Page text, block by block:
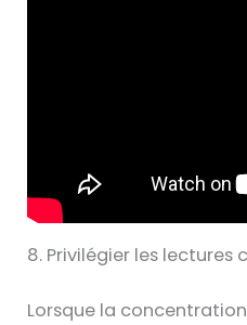
8. Privilégier les lectures
Lorsque la